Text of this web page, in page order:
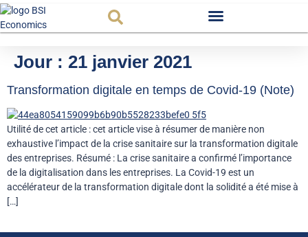
Jour : 21 janvier 2021
Transformation digitale en temps de Covid-19 (Note)
Utilité de cet article : cet article vise à résumer de manière non
exhaustive l’impact de la crise sanitaire sur la transformation digitale
des entreprises. Résumé : La crise sanitaire a confirmé l’importance
de la digitalisation dans les entreprises. La Covid-19 est un
accélérateur de la transformation digitale dont la solidité a été mise à
[…]